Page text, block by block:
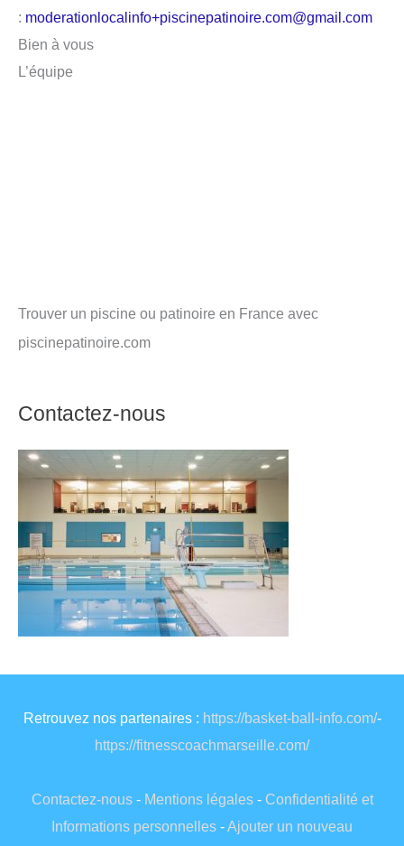
: moderationlocalinfo+piscinepatinoire.com@gmail.com
Bien à vous
L’équipe
Trouver un piscine ou patinoire en France avec
piscinepatinoire.com
Contactez-nous
Retrouvez nos partenaires : https://basket-ball-info.com/-
https://fitnesscoachmarseille.com/
Contactez-nous- Mentions légales- Confidentialité et
Informations personnelles -Ajouter un nouveau